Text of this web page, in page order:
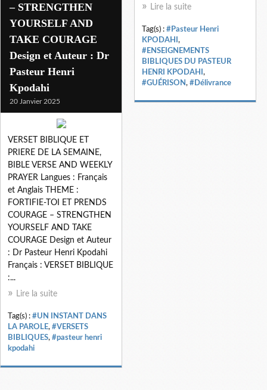
Lire la suite
Tag(s) : #Pasteur Henri
KPODAHI ,
#ENSEIGNEMENTS
BIBLIQUES DU PASTEUR
HENRI KPODAHI ,
#GUÉRISON, #Délivrance
– STRENGTHEN
YOURSELF AND
TAKE COURAGE
Design et Auteur : Dr
Pasteur Henri
Kpodahi
20 Janvier 2025
VERSET BIBLIQUE ET
PRIERE DE LA SEMAINE,
BIBLE VERSE AND WEEKLY
PRAYER Langues : Français
et Anglais THEME :
FORTIFIE-TOI ET PRENDS
COURAGE – STRENGTHEN
YOURSELF AND TAKE
COURAGE Design et Auteur
: Dr Pasteur Henri Kpodahi
Français : VERSET BIBLIQUE
:...
Lire la suite
Tag(s) : #UN INSTANT DANS
LA PAROLE, #VERSETS
BIBLIQUES, #pasteur henri
kpodahi